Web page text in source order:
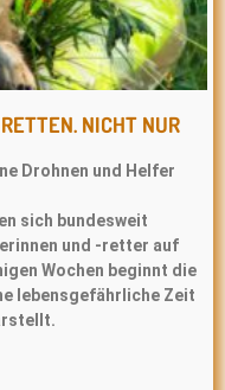
NICHT NUR
Drohnen und Helfer
sich bundesweit
und -retter auf
Wochen beginnt die
lebensgefährliche Zeit